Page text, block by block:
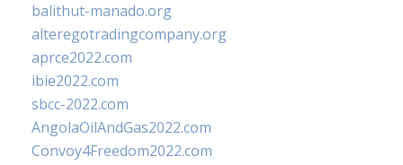
balithut-manado.org
alteregotradingcompany.org
aprce2022.com
ibie2022.com
sbcc-2022.com
AngolaOilAndGas2022.com
Convoy4Freedom2022.com